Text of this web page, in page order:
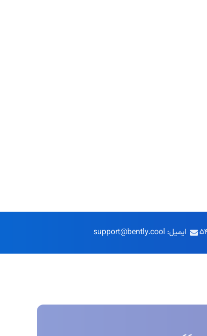
ایمیل: support@bently.cool